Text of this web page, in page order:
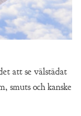
att se välstädat
smuts och kanske